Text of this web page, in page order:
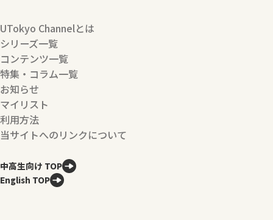
UTokyo Channelとは
シリーズ一覧
コンテンツ一覧
特集・コラム一覧
お知らせ
マイリスト
利用方法
当サイトへのリンクについて
中高生向け TOP
English TOP